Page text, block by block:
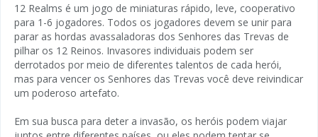
12 Realms é um jogo de miniaturas rápido, leve, cooperativo
para 1-6 jogadores. Todos os jogadores devem se unir para
parar as hordas avassaladoras dos Senhores das Trevas de
pilhar os 12 Reinos. Invasores individuais podem ser
derrotados por meio de diferentes talentos de cada herói,
mas para vencer os Senhores das Trevas você deve reivindicar
um poderoso artefato.
Em sua busca para deter a invasão, os heróis podem viajar